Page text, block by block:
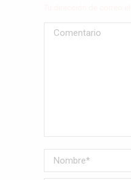
Comentario
Nombre *